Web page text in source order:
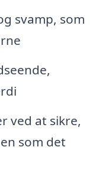
svamp, som
ved at sikre,
som det